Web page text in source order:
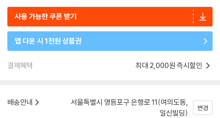
사용 가능한 쿠폰 받기
앱 다운 시 1천원 상품권
결제혜택 최대 2,000원 즉시할인
배송안내
서울특별시 영등포구 은행로 11(여의도동,
일신빌딩)
변경